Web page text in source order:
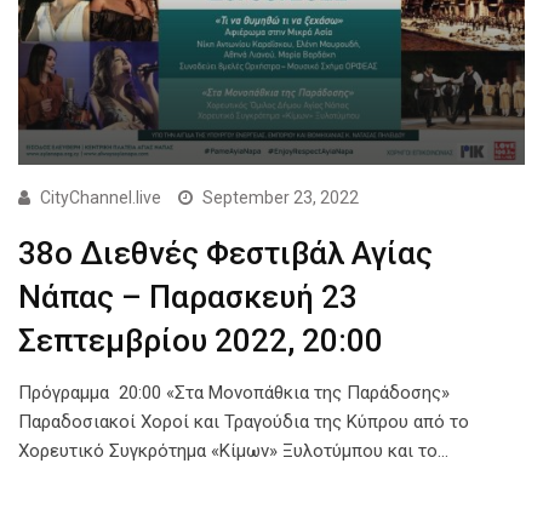
CityChannel.live September 23, 2022
38ο Διεθνές Φεστιβάλ Αγίας
Νάπας – Παρασκευή 23
Σεπτεμβρίου 2022, 20:00
Πρόγραμμα 20:00 «Στα Μονοπάθκια της Παράδοσης»
Παραδοσιακοί Χοροί και Τραγούδια της Κύπρου από το
Χορευτικό Συγκρότημα «Κίμων» Ξυλοτύμπου και το…